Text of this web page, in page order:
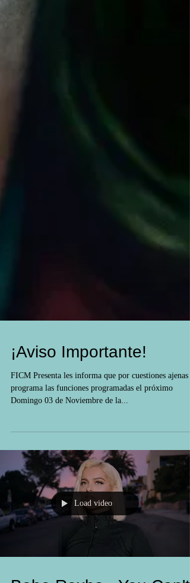
¡Aviso Importante!
FICM Presenta les informa que por cuestiones ajenas
Domingo 03 de Noviembre de la...